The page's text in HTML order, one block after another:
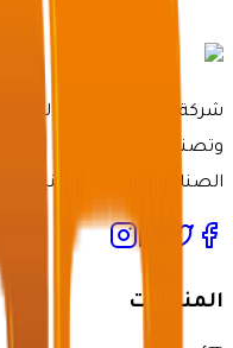
شركة مصنع خدمات
وتصنيع أنظمة لوحات
الصناعات بأحدث التقنيات
المنتجات